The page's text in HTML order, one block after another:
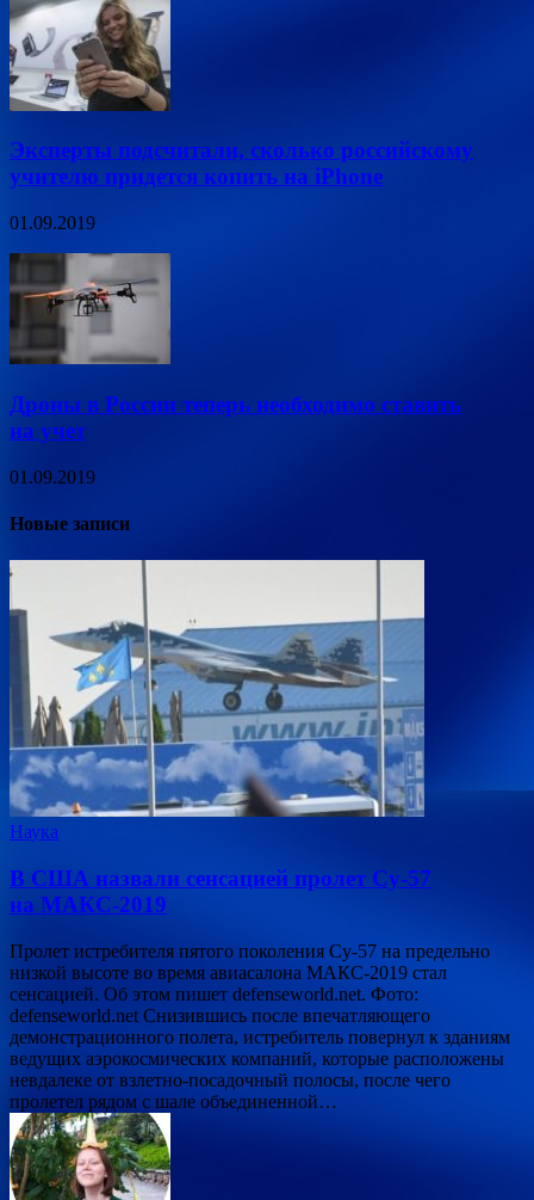
Эксперты подсчитали, сколько российскому
учителю придется копить на iPhone
01.09.2019
Дроны в России теперь необходимо ставить
на учет
01.09.2019
Новые записи
Наука
В США назвали сенсацией пролет Су-57
на МАКС-2019
Пролет истребителя пятого поколения Су-57 на предельно
низкой высоте во время авиасалона МАКС-2019 стал
сенсацией. Об этом пишет defenseworld.net. Фото:
defenseworld.net Снизившись после впечатляющего
демонстрационного полета, истребитель повернул к зданиям
ведущих аэрокосмических компаний, которые расположены
невдалеке от взлетно-посадочный полосы, после чего
пролетел рядом с шале объединенной…